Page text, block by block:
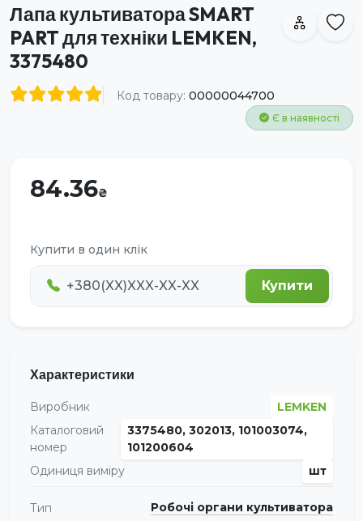
Лапа культиватора SMART
PART для техніки LEMKEN,
3375480
Код товару: 00000044700
Є в наявності
84.36
Купити в один клік
Купити
Характеристики
Виробник
LEMKEN
Каталоговий
номер
3375480, 302013, 101003074,
101200604
Одиниця виміру
шт
Тип Робочі органи культиватора